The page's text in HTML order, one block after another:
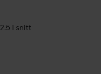
2.5 i snitt